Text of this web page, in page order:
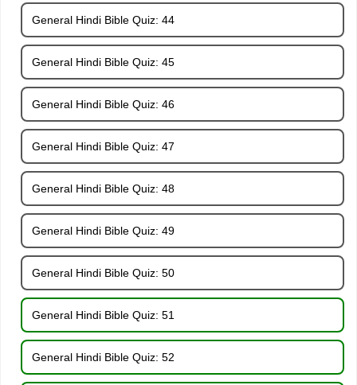
General Hindi Bible Quiz: 44
General Hindi Bible Quiz: 45
General Hindi Bible Quiz: 46
General Hindi Bible Quiz: 47
General Hindi Bible Quiz: 48
General Hindi Bible Quiz: 49
General Hindi Bible Quiz: 50
General Hindi Bible Quiz: 51
General Hindi Bible Quiz: 52